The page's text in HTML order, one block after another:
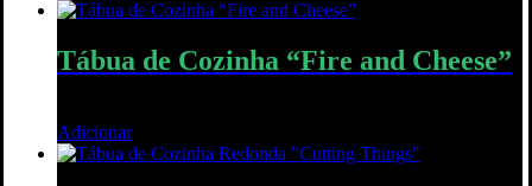
Tábua de Cozinha “Fire and Cheese”
Adicionar